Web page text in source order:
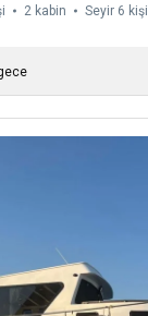
2 kabin Seyir 6 kişi